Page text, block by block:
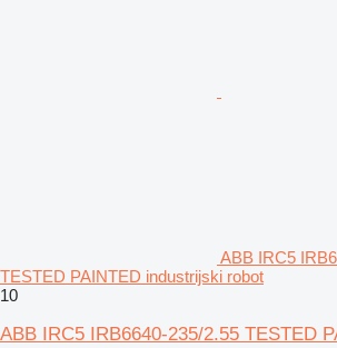
ABB IRC5
TESTED PAINTED industrijski robot
10
ABB IRC5 IRB6640-235/2.55 TESTED